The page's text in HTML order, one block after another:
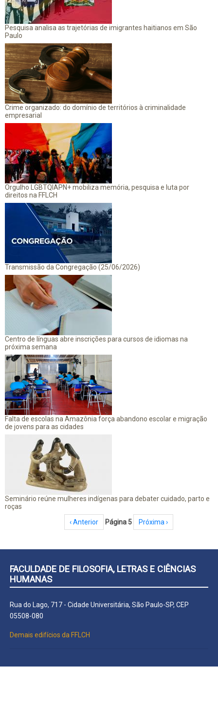
Pesquisa analisa as trajetórias de imigrantes haitianos em São
Paulo
Crime organizado: do domínio de territórios à criminalidade
empresarial
Orgulho LGBTQIAPN+ mobiliza memória, pesquisa e luta por
direitos na FFLCH
Transmissão da Congregação (25/06/2026)
Centro de línguas abre inscrições para cursos de idiomas na
próxima semana
Falta de escolas na Amazônia força abandono escolar e migração
de jovens para as cidades
Seminário reúne mulheres indígenas para debater cuidado, parto e
roças
Página anterior
‹ Anterior Página 5 Próxima página
Próxima ›
FACULDADE DE FILOSOFIA, LETRAS E CIÊNCIAS
HUMANAS
Rua do Lago, 717 - Cidade Universitária, São Paulo-SP, CEP
05508-080
Demais edifícios da FFLCH